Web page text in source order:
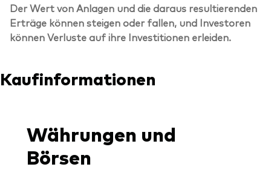
Der Wert von Anlagen und die daraus resultierenden
Erträge können steigen oder fallen, und Investoren
können Verluste auf ihre Investitionen erleiden.
Kaufinformationen
Währungen und
Börsen